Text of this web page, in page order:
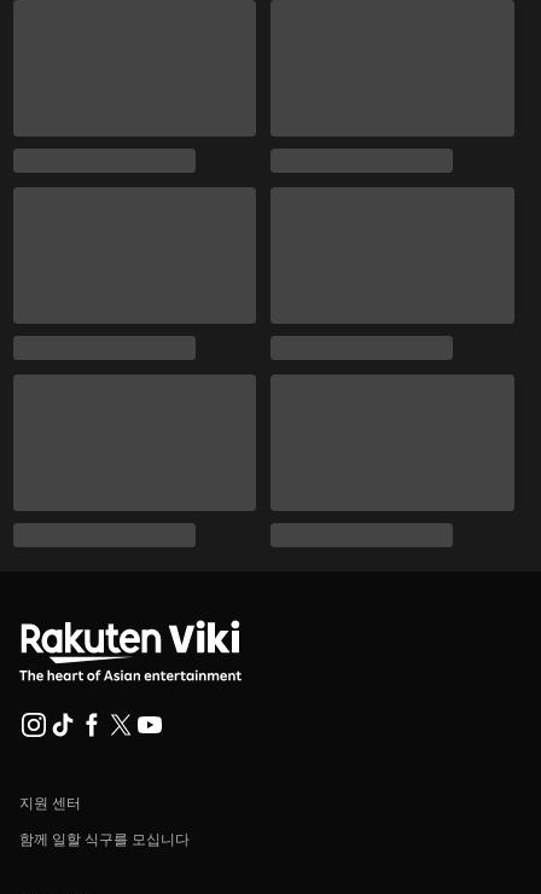
지원 센터
함께 일할 식구를 모십니다